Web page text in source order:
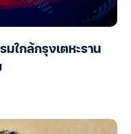
มใกล้กรุงเตหะราน